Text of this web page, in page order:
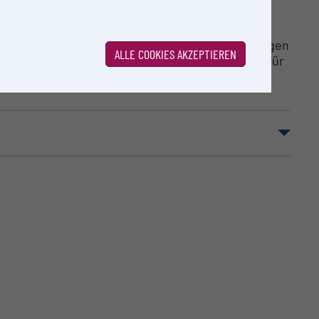
Fakultät für Chemie hergestellten Verbindungen
Verbindungen). NMR Service-Messungen für
ALLE COOKIES AKZEPTIEREN